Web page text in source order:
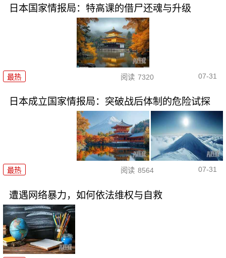
日本国家情报局：特高课的借尸还魂与升级
最热 阅读 7320 07-31
日本成立国家情报局：突破战后体制的危险试探
最热 阅读 8564 07-31
遭遇网络暴力，如何依法维权与自救